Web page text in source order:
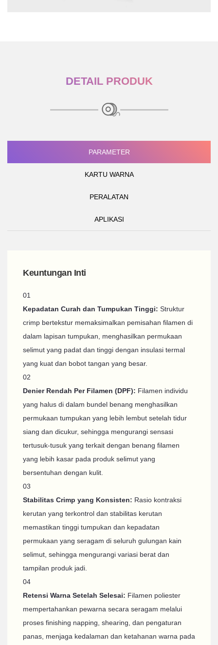
DETAIL PRODUK
PARAMETER
KARTU WARNA
PERALATAN
APLIKASI
Keuntungan Inti
01
Kepadatan Curah dan Tumpukan Tinggi: Struktur
crimp bertekstur memaksimalkan pemisahan filamen di
dalam lapisan tumpukan, menghasilkan permukaan
selimut yang padat dan tinggi dengan insulasi termal
yang kuat dan bobot tangan yang besar.
02
Denier Rendah Per Filamen (DPF): Filamen individu
yang halus di dalam bundel benang menghasilkan
permukaan tumpukan yang lebih lembut setelah tidur
siang dan dicukur, sehingga mengurangi sensasi
tertusuk-tusuk yang terkait dengan benang filamen
yang lebih kasar pada produk selimut yang
bersentuhan dengan kulit.
03
Stabilitas Crimp yang Konsisten: Rasio kontraksi
kerutan yang terkontrol dan stabilitas kerutan
memastikan tinggi tumpukan dan kepadatan
permukaan yang seragam di seluruh gulungan kain
selimut, sehingga mengurangi variasi berat dan
tampilan produk jadi.
04
Retensi Warna Setelah Selesai: Filamen poliester
mempertahankan pewarna secara seragam melalui
proses finishing napping, shearing, dan pengaturan
panas, menjaga kedalaman dan ketahanan warna pada